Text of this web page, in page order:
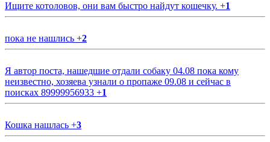
Ищите котоловов, они вам быстро найдут кошечку. +1
пока не нашлись +2
Я автор поста, нашедшие отдали собаку 04.08 пока кому
неизвестно, хозяева узнали о пропаже 09.08 и сейчас в
поисках 89999956933 +1
Кошка нашлась +3